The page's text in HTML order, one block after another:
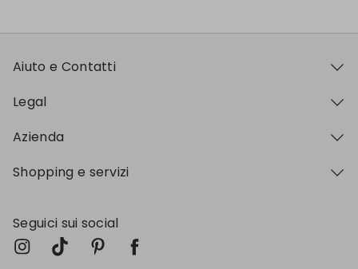
Aiuto e Contatti
Legal
Azienda
Shopping e servizi
Seguici sui social